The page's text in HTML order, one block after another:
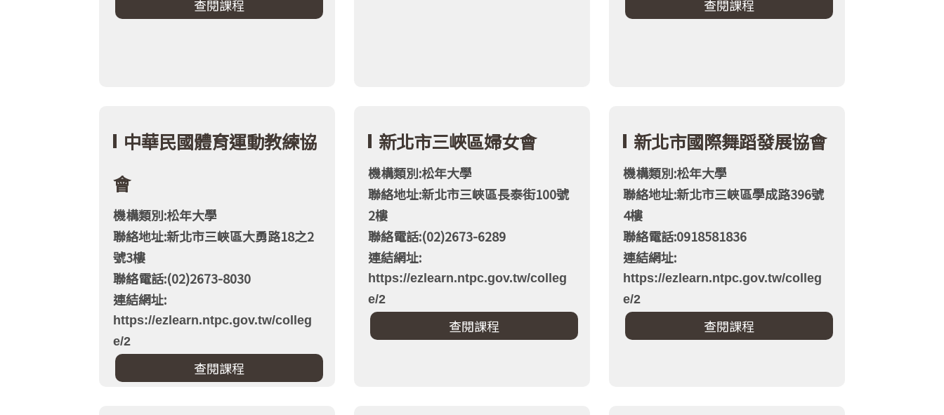
中華民國體育運動教練協
會
機構類別:松年大學
聯絡地址:新北市三峽區大勇路18之2
號3樓
聯絡電話:(02)2673-8030
連結網址:
https://ezlearn.ntpc.gov.tw/colleg
e/2
新北市三峽區婦女會
機構類別:松年大學
聯絡地址:新北市三峽區長泰街100號
2樓
聯絡電話:(02)2673-6289
連結網址:
https://ezlearn.ntpc.gov.tw/colleg
e/2
新北市國際舞蹈發展協會
機構類別:松年大學
聯絡地址:新北市三峽區學成路396號
4樓
聯絡電話:0918581836
連結網址:
https://ezlearn.ntpc.gov.tw/colleg
e/2